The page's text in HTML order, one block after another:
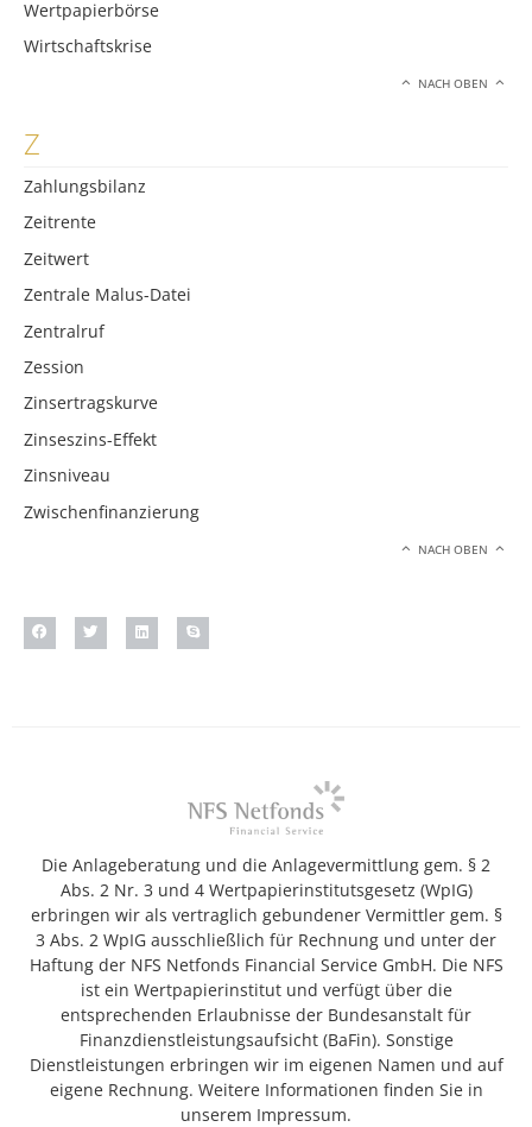
Wertpapierbörse
Wirtschaftskrise
NACH OBEN
Z
Zahlungsbilanz
Zeitrente
Zeitwert
Zentrale Malus-Datei
Zentralruf
Zession
Zinsertragskurve
Zinseszins-Effekt
Zinsniveau
Zwischenfinanzierung
NACH OBEN
Die Anlageberatung und die Anlagevermittlung gem. § 2
Abs. 2 Nr. 3 und 4 Wertpapierinstitutsgesetz (WpIG)
erbringen wir als vertraglich gebundener Vermittler gem. §
3 Abs. 2 WpIG ausschließlich für Rechnung und unter der
Haftung der NFS Netfonds Financial Service GmbH. Die NFS
ist ein Wertpapierinstitut und verfügt über die
entsprechenden Erlaubnisse der Bundesanstalt für
Finanzdienstleistungsaufsicht (BaFin). Sonstige
Dienstleistungen erbringen wir im eigenen Namen und auf
eigene Rechnung. Weitere Informationen finden Sie in
unserem Impressum.